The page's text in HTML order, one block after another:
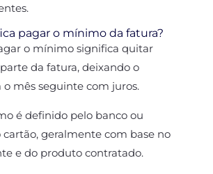
pagar o mínimo da fatura?
o mínimo significa quitar
da fatura, deixando o
o mês seguinte com juros.
é definido pelo banco ou
cartão, geralmente com base no
e do produto contratado.